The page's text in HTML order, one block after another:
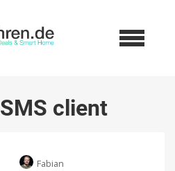
SMS client
Fabian